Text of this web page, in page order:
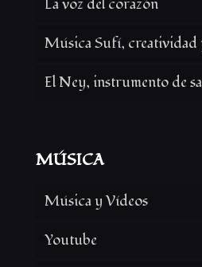
La voz del corazón
Música Sufí, creatividad
El Ney, instrumento de
MÚSICA
Música y Vídeos
Youtube